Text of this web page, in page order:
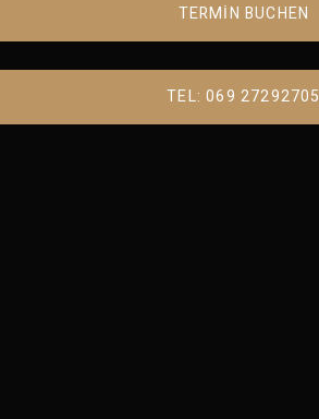
TERMİN BUCHEN
TEL: 069 27292705